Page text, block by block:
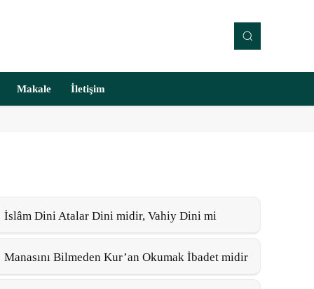
Makale İletişim
İslâm Dini Atalar Dini midir, Vahiy Dini mi
Manasını Bilmeden Kur’an Okumak İbadet midir